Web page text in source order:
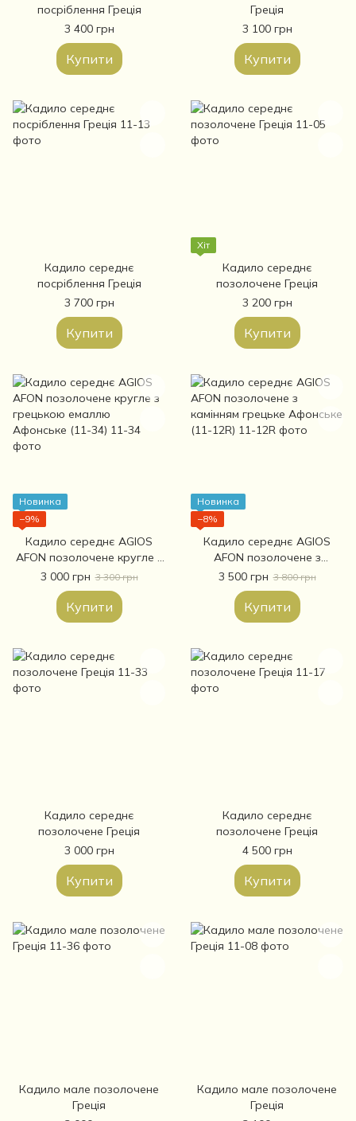
посріблення Греція
3 400 грн
Купити
Греція
3 100 грн
Купити
Кадило середнє
посріблення Греція
3 700 грн
Купити
Хіт
Кадило середнє
позолочене Греція
3 200 грн
Купити
Новинка
−9%
Кадило середнє AGIOS
AFON позолочене кругле з
грецькою емаллю
Афонське (11-34)
3 000 грн 3 300 грн
Купити
Новинка
−8%
Кадило середнє AGIOS
AFON позолочене з
камінням грецьке Афонське
(11-12R)
3 500 грн 3 800 грн
Купити
Кадило середнє
позолочене Греція
3 000 грн
Купити
Кадило середнє
позолочене Греція
4 500 грн
Купити
Кадило мале позолочене
Греція
Кадило мале позолочене
Греція